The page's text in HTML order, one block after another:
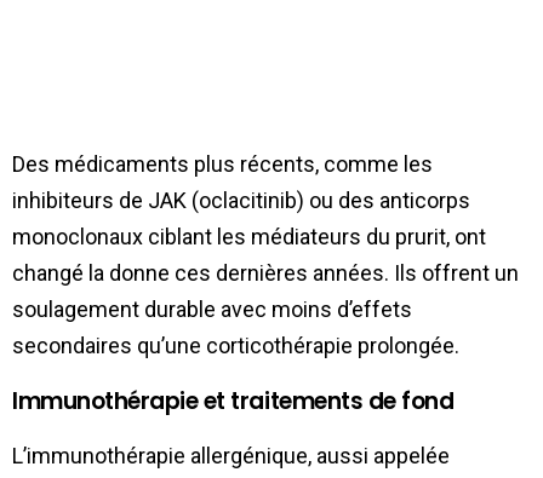
Des médicaments plus récents, comme les
inhibiteurs de JAK (oclacitinib) ou des anticorps
monoclonaux ciblant les médiateurs du prurit, ont
changé la donne ces dernières années. Ils offrent un
soulagement durable avec moins d’effets
secondaires qu’une corticothérapie prolongée.
Immunothérapie et traitements de fond
L’immunothérapie allergénique, aussi appelée